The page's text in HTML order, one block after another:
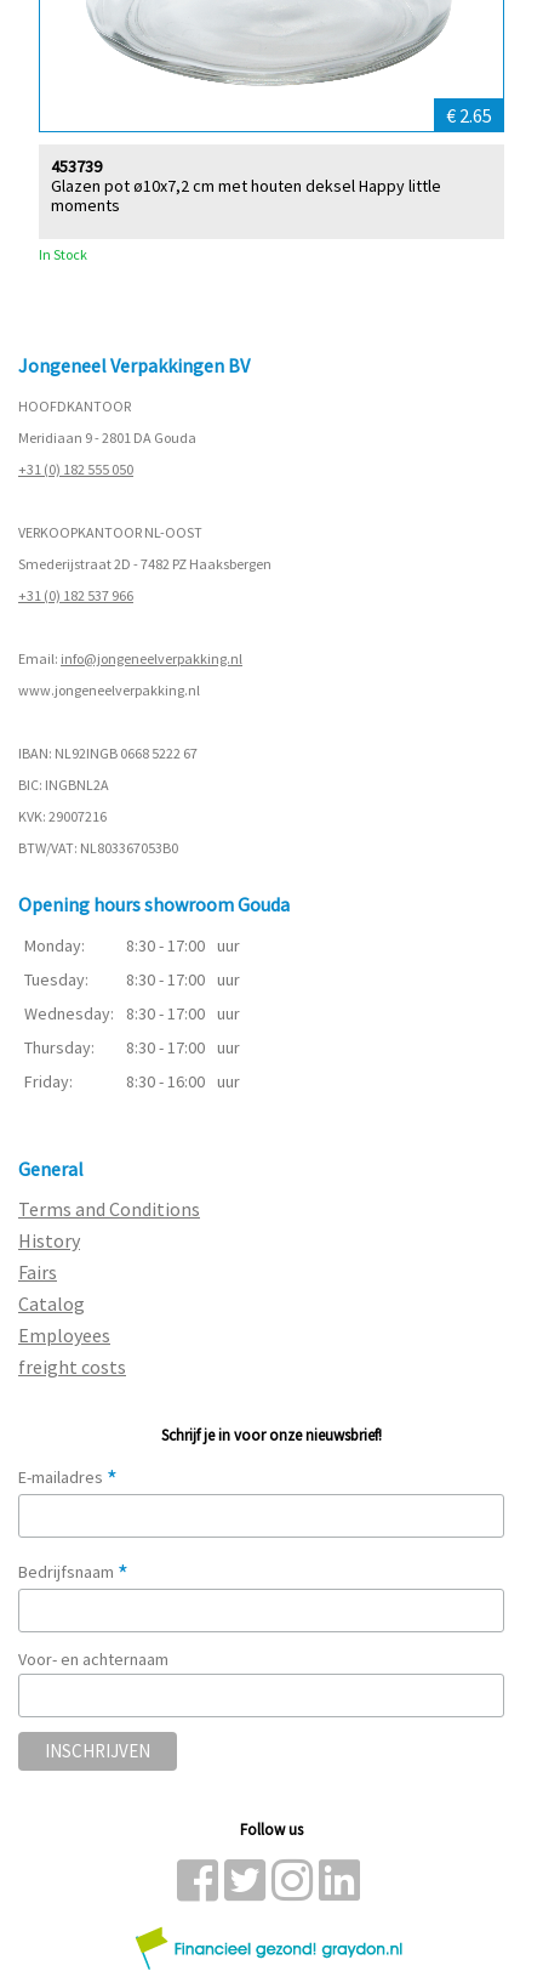
€ 2.65
Glazen pot ø10x7,2 cm met houten deksel Happy little
moments
453739
In Stock
Jongeneel Verpakkingen BV
HOOFDKANTOOR
Meridiaan 9 - 2801 DA Gouda
+31 (0) 182 555 050
VERKOOPKANTOOR NL-OOST
Smederijstraat 2D - 7482 PZ Haaksbergen
+31 (0) 182 537 966
Email: info@jongeneelverpakking.nl
www.jongeneelverpakking.nl
IBAN: NL92INGB 0668 5222 67
BIC: INGBNL2A
KVK: 29007216
BTW/VAT: NL803367053B0
Opening hours showroom Gouda
Monday: 8:30 - 17:00 uur
Tuesday:
8:30 - 17:00 uur
Wednesday:
8:30 - 17:00 uur
Thursday:
8:30 - 17:00 uur
Friday:
8:30 - 16:00 uur
General
Terms and Conditions
History
Fairs
Catalog
Employees
freight costs
Schrijf je in voor onze nieuwsbrief!
E-mailadres *
Bedrijfsnaam *
Voor- en achternaam
Follow us